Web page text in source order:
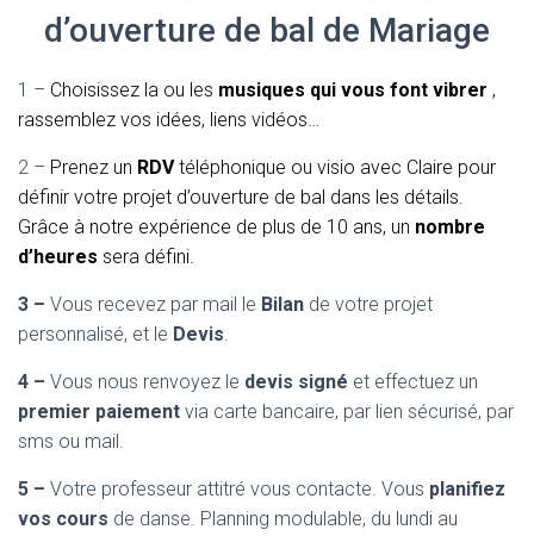
d’ouverture de bal de Mariage
1 – Choisissez la ou les musiques qui vous font vibrer ,
rassemblez vos idées, liens vidéos…
2 – Prenez un RDVtéléphonique ou visio avec Claire pour
définir votre projet d’ouverture de bal dans les détails.
Grâce à notre expérience de plus de 10 ans, un nombre
d’heures sera défini.
3 – Vous recevez par mail le Bilan de votre projet
personnalisé, et le Devis.
4 – Vous nous renvoyez le devis signé et effectuez un
premier paiement via carte bancaire, par lien sécurisé, par
sms ou mail.
5 – Votre professeur attitré vous contacte. Vous planifiez
vos cours de danse. Planning modulable, du lundi au